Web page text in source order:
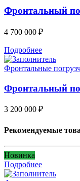
Фронтальный
4 700 000 ₽
Подробнее
Фронтальные
Фронтальный
3 200 000 ₽
Рекомендуемые
Новинка
Подробнее